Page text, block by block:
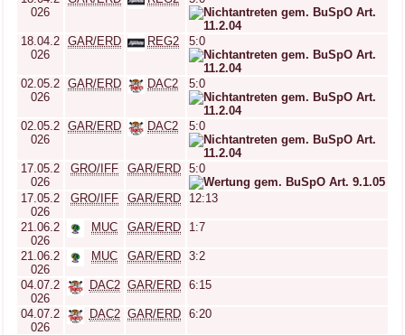
026
18.04.2
026
GAR/ERD REG2 5:0
02.05.2
026
GAR/ERD DAC2 5:0
02.05.2
026
GAR/ERD DAC2 5:0
17.05.2
026
GRO/IFF GAR/ERD 5:0
17.05.2
026
GRO/IFF GAR/ERD 12:13
21.06.2
026
MUC GAR/ERD 1:7
21.06.2
026
MUC GAR/ERD 3:2
04.07.2
026
DAC2 GAR/ERD 6:15
04.07.2
026
DAC2 GAR/ERD 6:20